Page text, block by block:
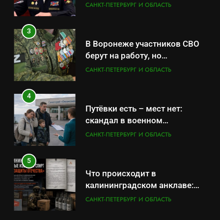
оказывает платные услуги по
САНКТ-ПЕТЕРБУРГ И ОБЛАСТЬ
3
В Воронеже участников СВО
берут на работу, но
удержаться удаётся не всем
САНКТ-ПЕТЕРБУРГ И ОБЛАСТЬ
4
Путёвки есть – мест нет:
скандал в военном
санатории Владивостока
САНКТ-ПЕТЕРБУРГ И ОБЛАСТЬ
5
Что происходит в
калининградском анклаве:
военные изымают спирт «для
САНКТ-ПЕТЕРБУРГ И ОБЛАСТЬ